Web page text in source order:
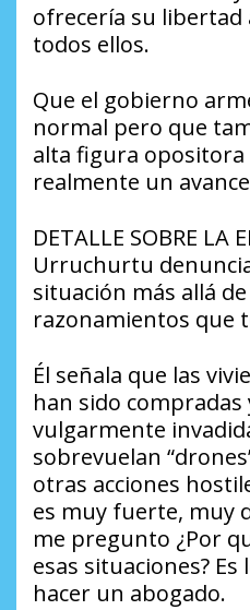
ofrecería su libertad
todos ellos.
Que el gobierno
normal pero que
alta figura
realmente un
DETALLE SOBRE LA
Urruchurtu
situación más allá
razonamientos que
Él señala que las
han sido
vulgarmente
sobrevuelan
otras acciones
es muy fuerte, muy
me pregunto ¿Por
esas situaciones?
hacer un abogado.